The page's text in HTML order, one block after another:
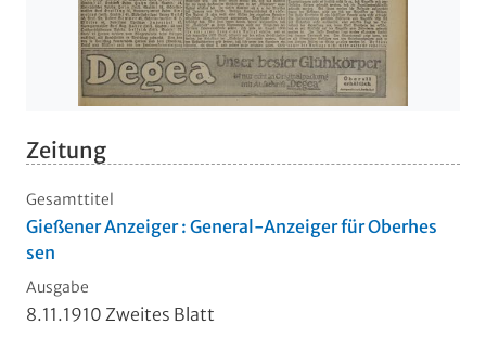
Zeitung
Gesamttitel
Gießener Anzeiger : General-Anzeiger für Oberhes
sen
Ausgabe
8.11.1910 Zweites Blatt